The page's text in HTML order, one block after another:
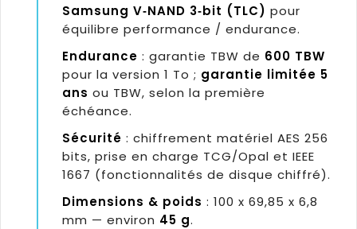
Samsung V‑NAND 3‑bit (TLC) pour
équilibre performance / endurance.
Endurance : garantie TBW de 600 TBW
pour la version 1 To ; garantie limitée 5
ans ou TBW, selon la première
échéance.
Sécurité : chiffrement matériel AES 256
bits, prise en charge TCG/Opal et IEEE
1667 (fonctionnalités de disque chiffré).
Dimensions & poids : 100 x 69,85 x 6,8
mm — environ 45 g.